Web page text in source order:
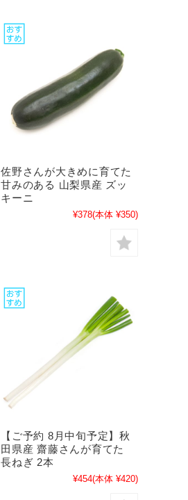
佐野さんが大きめに育てた
甘みのある 山梨県産 ズッ
キーニ
¥378(本体 ¥350)
【ご予約 8月中旬予定】秋
田県産 齋藤さんが育てた
長ねぎ 2本
¥454(本体 ¥420)